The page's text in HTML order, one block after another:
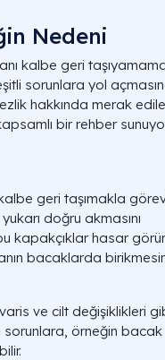
Nedeni
kalbe geri
sorunlara yol
hakkında merak
bir rehber
geri taşımakla
doğru akmasını
kapakçıklar hasar
bacaklarda
ve cilt değişiklikleri
sorunlara, örneğin bacak